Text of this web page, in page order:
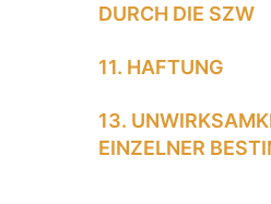
DURCH DIE SZW
11. HAFTUNG
13.
EINZELNER